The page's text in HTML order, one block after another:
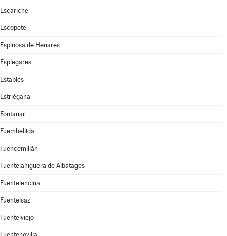
Escariche
Escopete
Espinosa de Henares
Esplegares
Establés
Estriégana
Fontanar
Fuembellida
Fuencemillán
Fuentelahiguera de Albatages
Fuentelencina
Fuentelsaz
Fuentelviejo